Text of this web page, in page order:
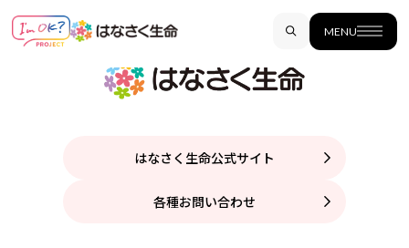
MENU
はなさく生命公式サイト
各種お問い合わせ